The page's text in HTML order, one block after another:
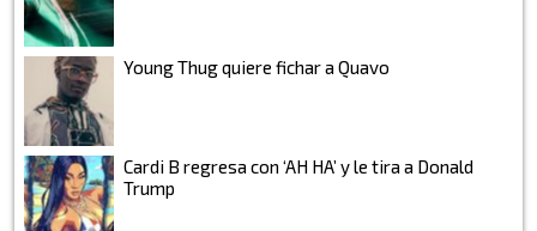
Young Thug quiere fichar a Quavo
Cardi B regresa con ‘AH HA’ y le tira a Donald
Trump